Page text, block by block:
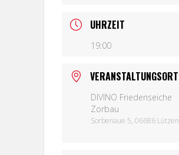
UHRZEIT
19:00
VERANSTALTUNGSORT
DIVINO Friedenseiche
Zorbau
Sorbenaue 5, 06686 Lützen